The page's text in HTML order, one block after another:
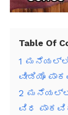
Table Of
1 ಮನೆಯಲ್ಲಿ
ವೀಡಿಯೊ
2 ಮನೆಯಲ್ಲಿ
ವಿಧ